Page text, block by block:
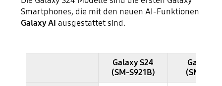
Smartphones, die mit den neuen AI-Funktionen
Galaxy AI ausgestattet sind.
Galaxy S24
(SM-S921B)
Galaxy
(SM-